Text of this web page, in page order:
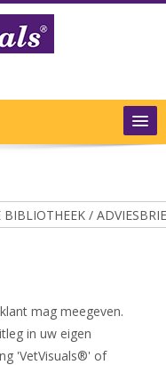
mag meegeven.
in uw eigen
'VetVisuals®' of